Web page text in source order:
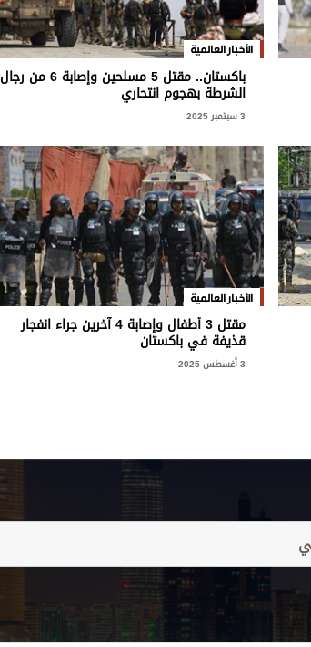
الأخبار العالمية
باكستان.. مقتل 5 مسلحين وإصابة 6 من رجال
الشرطة بهجوم انتحاري
3 سبتمبر 2025
الأخبار العالمية
مقتل 3 أطفال وإصابة 4 آخرين جراء انفجار
قذيفة في باكستان
3 أغسطس 2025